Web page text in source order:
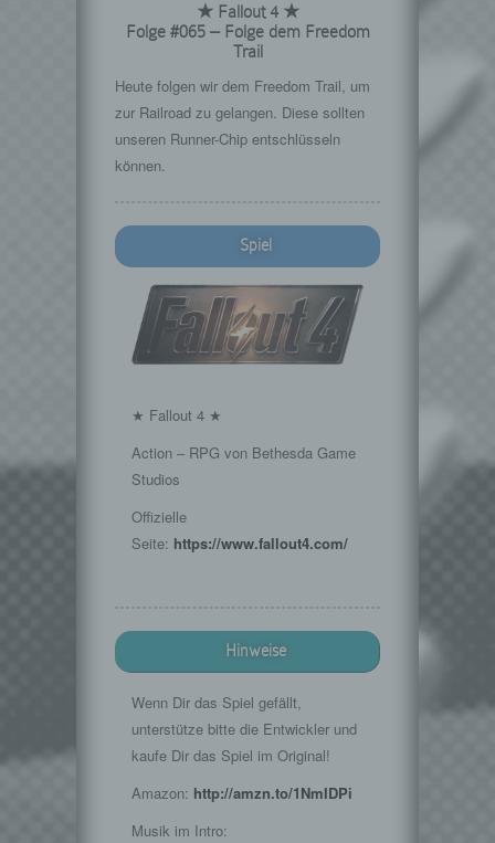
★ Fallout 4 ★
Folge #065 – Folge dem Freedom
Trail
Heute folgen wir dem Freedom Trail, um
zur Railroad zu gelangen. Diese sollten
unseren Runner-Chip entschlüsseln
können.
Spiel
★ Fallout 4 ★
Action – RPG von Bethesda Game
Studios
Offizielle
Seite: https://www.fallout4.com/
Hinweise
Wenn Dir das Spiel gefällt,
unterstütze bitte die Entwickler und
kaufe Dir das Spiel im Original!
Amazon: http://amzn.to/1NmIDPi
Musik im Intro: